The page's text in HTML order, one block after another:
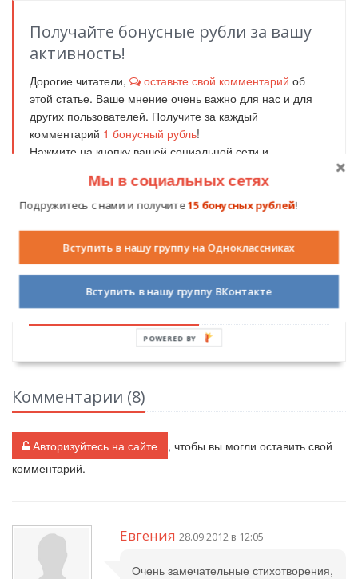
Получайте бонусные рубли за вашу
активность!
Дорогие читатели, оставьте свой комментарий об
этой статье. Ваше мнение очень важно для нас и для
других пользователей. Получите за каждый
комментарий 1 бонусный рубль!
Нажмите на кнопку вашей социальной сети и
Вконтакте
Одноклассники
Facebook
Мой мир
Похожие публикации
Комментарии (8)
Авторизуйтесь на сайте
, чтобы вы могли оставить свой
комментарий.
Евгения 28.09.2012 в 12:05
Очень замечательные стихотворения,
Мы в социальных сетях
Подружитесь с нами и получите15 бонусных рублей!
Вступить в нашу группу на Одноклассниках
Вступить в нашу группу ВКонтакте
POWERED BY